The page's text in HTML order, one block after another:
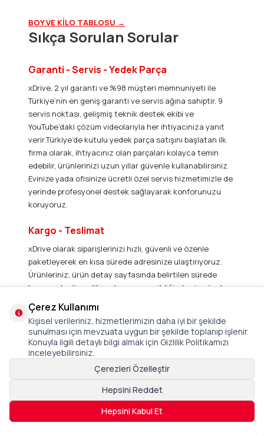
BOY VE KİLO TABLOSU →
Sıkça Sorulan Sorular
Garanti - Servis - Yedek Parça
xDrive, 2 yıl garanti ve %98 müşteri memnuniyeti ile
Türkiye’nin en geniş garanti ve servis ağına sahiptir. 9
servis noktası, gelişmiş teknik destek ekibi ve
YouTube’daki çözüm videolarıyla her ihtiyacınıza yanıt
verir.Türkiye’de kutulu yedek parça satışını başlatan ilk
firma olarak, ihtiyacınız olan parçaları kolayca temin
edebilir, ürünlerinizi uzun yıllar güvenle kullanabilirsiniz.
Evinize yada ofisinize ücretli özel servis hizmetimizle de
yerinde profesyonel destek sağlayarak konforunuzu
koruyoruz.
Kargo - Teslimat
xDrive olarak siparişlerinizi hızlı, güvenli ve özenle
paketleyerek en kısa sürede adresinize ulaştırıyoruz.
Ürünleriniz, ürün detay sayfasında belirtilen sürede
kargoya teslim edilir ve kargoya verildiğinde size özel
Belirli ürünlerde aynı gün kargo avantajı sunarken, tüm
Türkiye’ye ücretsiz kargo imkanı sağlıyoruz. Ürünleriniz,
olası hasarlara karşı özel korumalı ambalajlarla
paketlenir ve kargo görevlileri siparişinizi kata kadar
Boy Kilo Tablosu - Koltuk Ölçüsü
XDrive, farklı vücut tiplerine uygun ergonomik
tasarımlarıyla herkes için ideal oturma konforu sunar.
Çerez Kullanımı
Kişisel verileriniz, hizmetlerimizin daha iyi bir şekilde
sunulması için mevzuata uygun bir şekilde toplanıp işlenir.
Konuyla ilgili detaylı bilgi almak için Gizlilik Politikamızı
inceleyebilirsiniz.
Çerezleri Özelleştir
Hepsini Reddet
Hepsini Kabul Et